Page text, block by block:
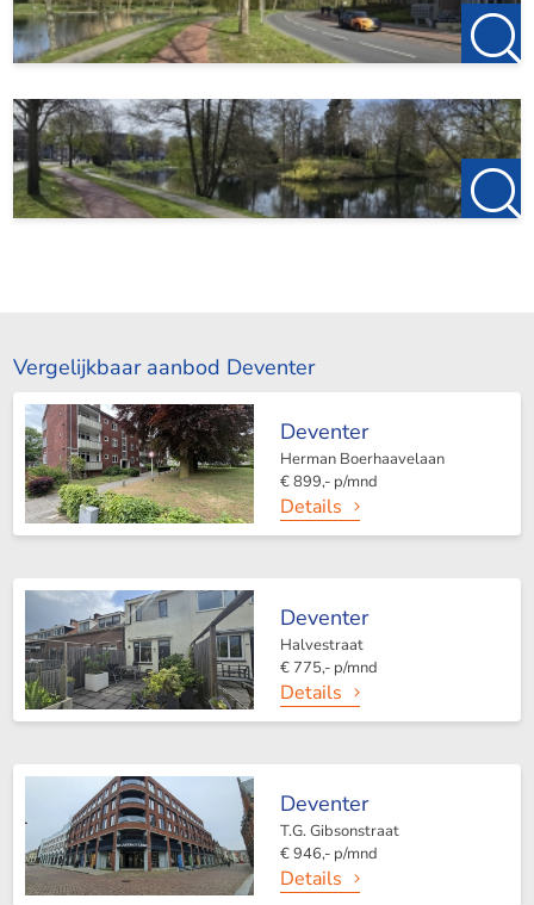
Vergelijkbaar aanbod Deventer
Deventer
Herman Boerhaavelaan
€ 899,- p/mnd
Details
Deventer
Halvestraat
€ 775,- p/mnd
Details
Deventer
T.G. Gibsonstraat
€ 946,- p/mnd
Details